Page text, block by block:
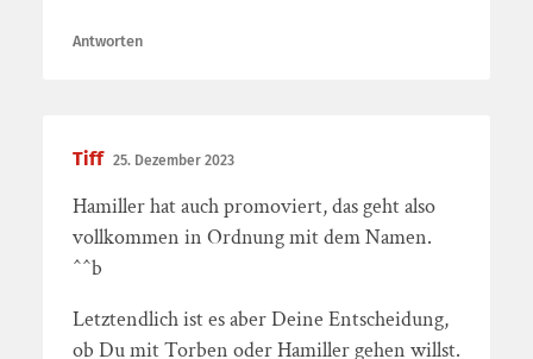
Antworten
Tiff 25. Dezember 2023
Hamiller hat auch promoviert, das geht also
vollkommen in Ordnung mit dem Namen.
^^b
Letztendlich ist es aber Deine Entscheidung,
ob Du mit Torben oder Hamiller gehen willst.